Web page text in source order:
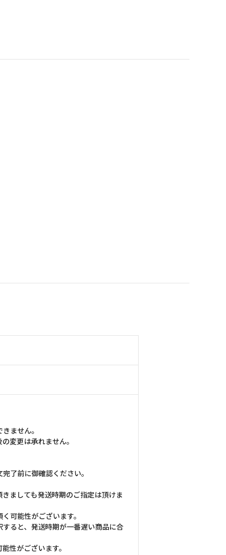
ません。
変更は承れません。
了前に御確認ください。
ましても発送時期のご指定は頂けま
可能性がございます。
ると、発送時期が一番遅い商品に合
性がございます。